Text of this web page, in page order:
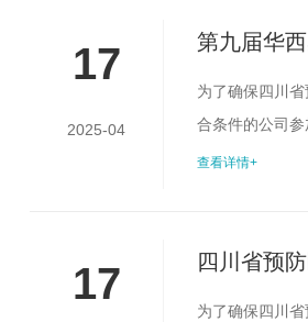
17
2025-04
第九届华
为了确保四川
合条件的公司
下：一、采购
查看详情+
17 四川省预
为了确保四川